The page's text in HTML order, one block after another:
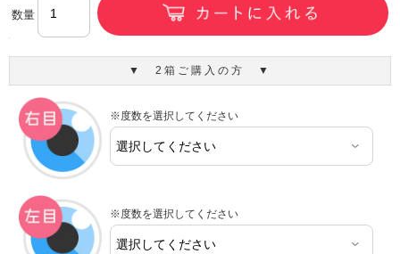
数量
▼ 2箱ご購入の方 ▼
※度数を選択してください
※度数を選択してください